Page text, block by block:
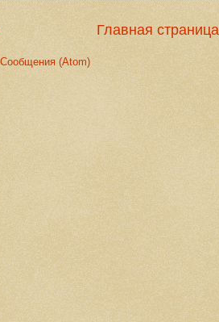
Главная страница
Сообщения (Atom)